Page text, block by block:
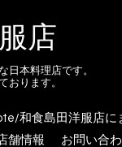
店
本料理店です。
おります。
和食島田洋服店に
舗情報 お問い合